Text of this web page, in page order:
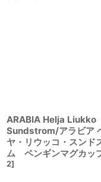
ARABIA Helja Liukko
Sundstrom/アラビア
ヤ・リウッコ・スンド
ム ペンギンマグカッ
2]